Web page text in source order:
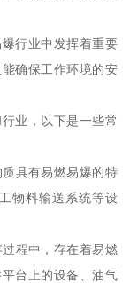
行业中发挥着重要
确保工作环境的安
业，以下是一些常
具有易燃易爆的特
物料输送系统等设
程中，存在着易燃
台上的设备、油气